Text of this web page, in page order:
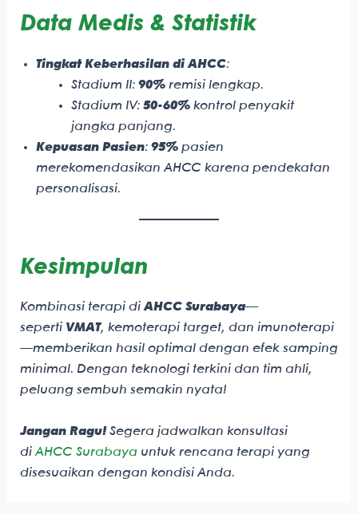
Data Medis & Statistik
Tingkat Keberhasilan di AHCC:
Stadium II: 90%remisi lengkap.
Stadium IV: 50-60%kontrol penyakit
jangka panjang.
Kepuasan Pasien: 95%pasien
merekomendasikan AHCC karena pendekatan
personalisasi.
Kesimpulan
Kombinasi terapi diAHCC Surabaya—
seperti VMAT, kemoterapi target, dan imunoterapi
—memberikan hasil optimal dengan efek samping
minimal. Dengan teknologi terkini dan tim ahli,
peluang sembuh semakin nyata!
Jangan Ragu!Segera jadwalkan konsultasi
di AHCC Surabaya untuk rencana terapi yang
disesuaikan dengan kondisi Anda.